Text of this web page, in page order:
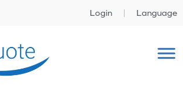
Login Language